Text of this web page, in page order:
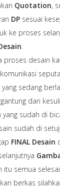
Quotation,
DP sesuai
ke proses
.
proses desain
sedang
dari
sudah di
sudah di
FINAL Desain
itu semua
berkas